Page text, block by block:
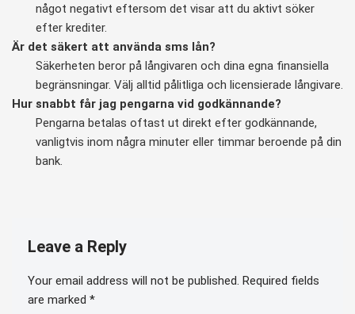
något negativt eftersom det visar att du aktivt söker
efter krediter.
Är det säkert att använda sms lån?
Säkerheten beror på långivaren och dina egna finansiella
begränsningar. Välj alltid pålitliga och licensierade långivare.
Hur snabbt får jag pengarna vid godkännande?
Pengarna betalas oftast ut direkt efter godkännande,
vanligtvis inom några minuter eller timmar beroende på din
bank.
Leave a Reply
Your email address will not be published. Required fields
are marked *